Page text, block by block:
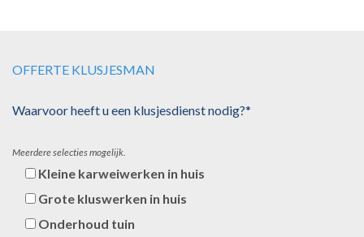
OFFERTE KLUSJESMAN
Waarvoor heeft u een klusjesdienst nodig?*
Meerdere selecties mogelijk.
Kleine karweiwerken in huis
Grote kluswerken in huis
Onderhoud tuin